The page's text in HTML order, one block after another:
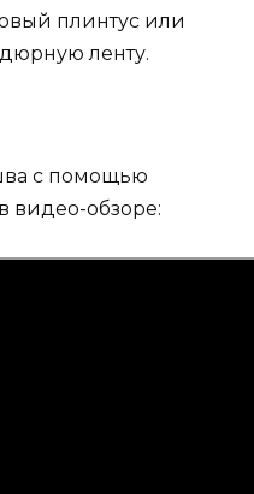
плинтус или
ленту.
с помощью
видео-обзоре: